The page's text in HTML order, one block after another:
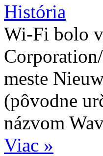
História
Wi-Fi bolo
meste
(pôvodne
názvom
Viac »